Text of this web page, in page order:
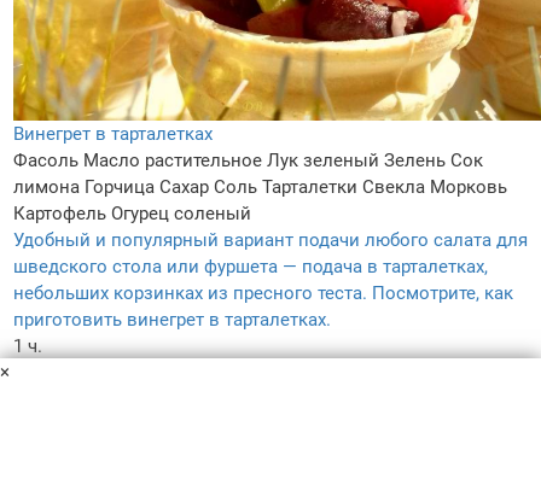
Винегрет в тарталетках
Фасоль Масло растительное Лук зеленый Зелень Сок
лимона Горчица Сахар Соль Тарталетки Свекла Морковь
Картофель Огурец соленый
Удобный и популярный вариант подачи любого салата для
шведского стола или фуршета — подача в тарталетках,
небольших корзинках из пресного теста. Посмотрите, как
приготовить винегрет в тарталетках.
1 ч.
×